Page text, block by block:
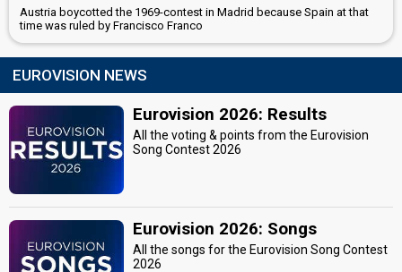
Austria boycotted the 1969-contest in Madrid because Spain at that
time was ruled by Francisco Franco
EUROVISION NEWS
Eurovision 2026: Results
All the voting & points from the Eurovision
Song Contest 2026
Eurovision 2026: Songs
All the songs for the Eurovision Song Contest
2026